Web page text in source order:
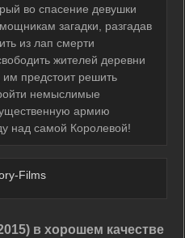
во спасение девушки
загадки, разгадав
из лап смерти
жителей деревни
им предстоит решить
немыслимые
армию
над самой Королевой!
Films
в хорошем качестве